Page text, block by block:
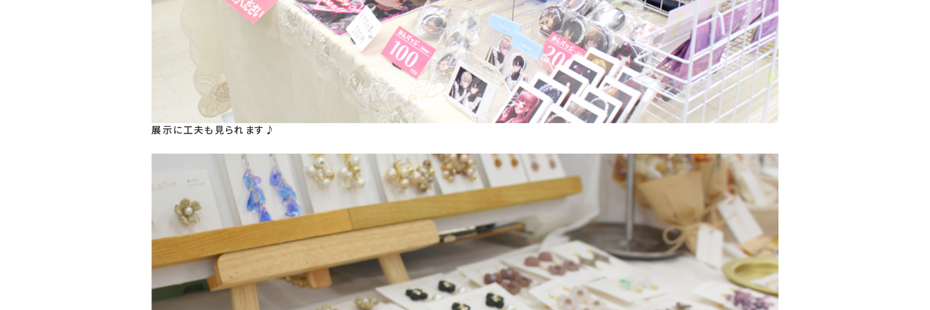
展示に工夫も見られます♪